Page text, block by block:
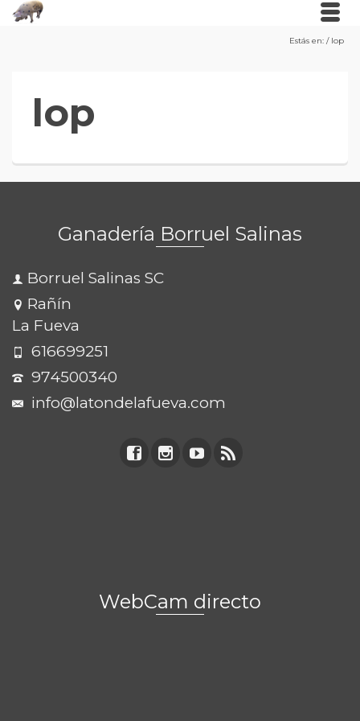
Estás en: / lop
lop
Ganadería Borruel Salinas
Borruel Salinas SC
Rañín
La Fueva
616699251
974500340
info@latondelafueva.com
WebCam directo